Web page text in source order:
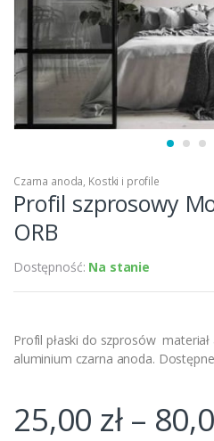
Czarna anoda, Kostki i profile
Profil szprosowy
ORB
Dostępność: Na stanie
Profil płaski do szprosów
aluminium czarna anoda.
25,00 zł–